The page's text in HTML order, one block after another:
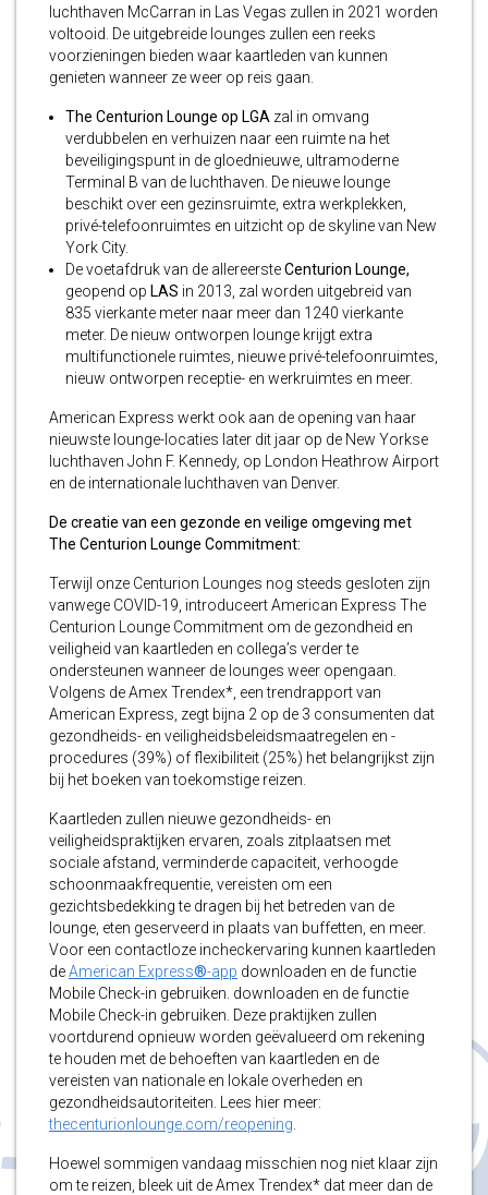
luchthaven McCarran in Las Vegas zullen in 2021 worden
voltooid. De uitgebreide lounges zullen een reeks
voorzieningen bieden waar kaartleden van kunnen
genieten wanneer ze weer op reis gaan.
The Centurion Lounge op LGA zal in omvang
verdubbelen en verhuizen naar een ruimte na het
beveiligingspunt in de gloednieuwe, ultramoderne
Terminal B van de luchthaven. De nieuwe lounge
beschikt over een gezinsruimte, extra werkplekken,
privé-telefoonruimtes en uitzicht op de skyline van New
York City.
De voetafdruk van de allereersteCenturion Lounge,
geopend op LAS in 2013, zal worden uitgebreid van
835 vierkante meter naar meer dan 1240 vierkante
meter. De nieuw ontworpen lounge krijgt extra
multifunctionele ruimtes, nieuwe privé-telefoonruimtes,
nieuw ontworpen receptie- en werkruimtes en meer.
American Express werkt ook aan de opening van haar
nieuwste lounge-locaties later dit jaar op de New Yorkse
luchthaven John F. Kennedy, op London Heathrow Airport
en de internationale luchthaven van Denver.
De creatie van een gezonde en veilige omgeving met
The Centurion Lounge Commitment:
Terwijl onze Centurion Lounges nog steeds gesloten zijn
vanwege COVID-19, introduceert American Express The
Centurion Lounge Commitment om de gezondheid en
veiligheid van kaartleden en collega’s verder te
ondersteunen wanneer de lounges weer opengaan.
Volgens de Amex Trendex*, een trendrapport van
American Express, zegt bijna 2 op de 3 consumenten dat
gezondheids- en veiligheidsbeleidsmaatregelen en -
procedures (39%) of flexibiliteit (25%) het belangrijkst zijn
bij het boeken van toekomstige reizen.
Kaartleden zullen nieuwe gezondheids- en
veiligheidspraktijken ervaren, zoals zitplaatsen met
sociale afstand, verminderde capaciteit, verhoogde
schoonmaakfrequentie, vereisten om een
gezichtsbedekking te dragen bij het betreden van de
lounge, eten geserveerd in plaats van buffetten, en meer.
Voor een contactloze incheckervaring kunnen kaartleden
deAmerican Express®-app downloaden en de functie
Mobile Check-in gebruiken. downloaden en de functie
Mobile Check-in gebruiken. Deze praktijken zullen
voortdurend opnieuw worden geëvalueerd om rekening
te houden met de behoeften van kaartleden en de
vereisten van nationale en lokale overheden en
gezondheidsautoriteiten. Lees hier meer:
thecenturionlounge.com/reopening
Hoewel sommigen vandaag misschien nog niet klaar zijn
om te reizen, bleek uit de Amex Trendex* dat meer dan de